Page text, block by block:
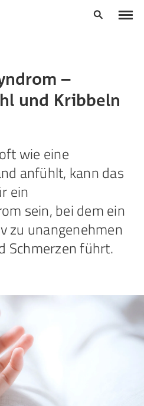
–
und Kribbeln
wie eine
anfühlt, kann das
ein
sein, bei dem ein
zu unangenehmen
Schmerzen führt.